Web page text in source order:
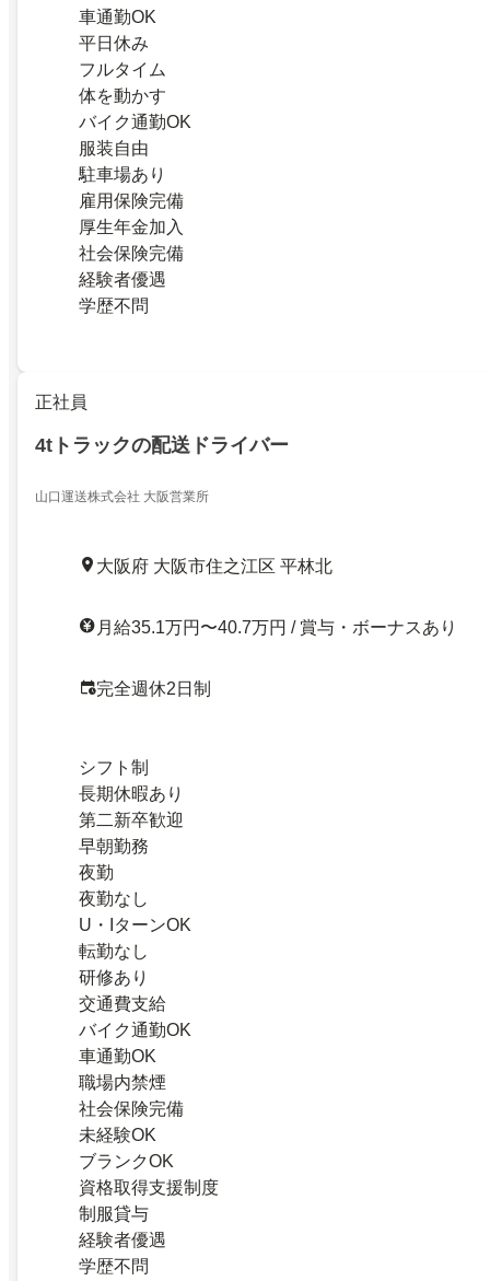
車通勤OK
平日休み
フルタイム
体を動かす
バイク通勤OK
服装自由
駐車場あり
雇用保険完備
厚生年金加入
社会保険完備
経験者優遇
学歴不問
正社員
4tトラックの配送ドライバー
山口運送株式会社 大阪営業所
大阪府 大阪市住之江区 平林北
月給35.1万円〜40.7万円 / 賞与・ボーナスあり
完全週休2日制
シフト制
長期休暇あり
第二新卒歓迎
早朝勤務
夜勤
夜勤なし
U・IターンOK
転勤なし
研修あり
交通費支給
バイク通勤OK
車通勤OK
職場内禁煙
社会保険完備
未経験OK
ブランクOK
資格取得支援制度
制服貸与
経験者優遇
学歴不問